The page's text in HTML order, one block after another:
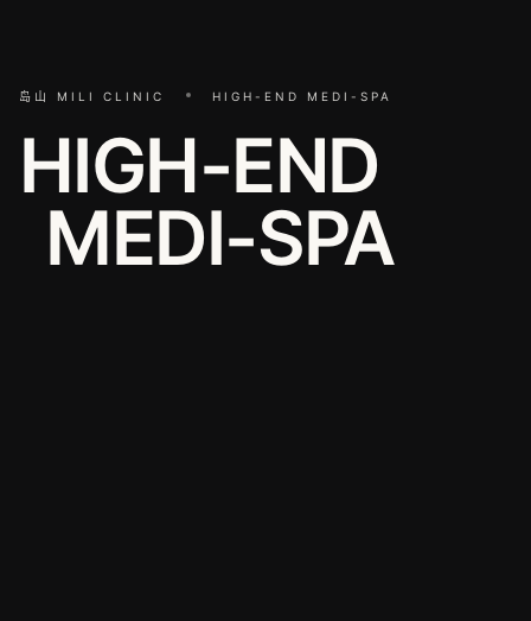
岛山 MILI CLINIC HIGH-END MEDI-SPA
HIGH-END
MEDI-SPA